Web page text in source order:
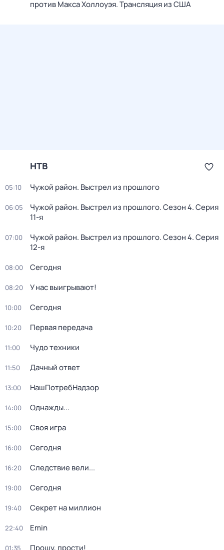
против Макса Холлоуэя. Трансляция из США
НТВ
05:10 Чужой район. Выстрел из прошлого
06:05 Чужой район. Выстрел из прошлого. Сезон 4. Серия
11-я
07:00 Чужой район. Выстрел из прошлого. Сезон 4. Серия
12-я
08:00 Сегодня
08:20 У нас выигрывают!
10:00 Сегодня
10:20 Первая передача
11:00 Чудо техники
11:50 Дачный ответ
13:00 НашПотребНадзор
14:00 Однажды...
15:00 Своя игра
16:00 Сегодня
16:20 Следствие вели...
19:00 Сегодня
19:40 Секрет на миллион
22:40 Emin
01:35 Прошу, прости!